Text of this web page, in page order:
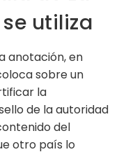
utiliza
anotación, en
sobre un
la
de la autoridad
del
otro país lo